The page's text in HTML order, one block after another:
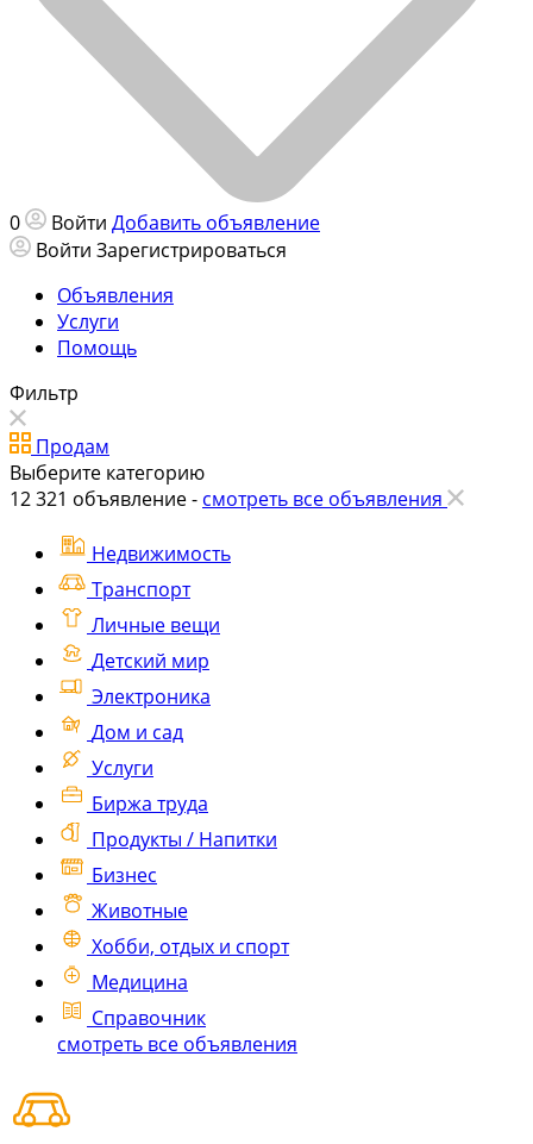
0 Войти Добавить объявление
Войти Зарегистрироваться
Объявления
Услуги
Помощь
Фильтр
Продам
Выберите категорию
12 321 объявление - смотреть все объявления
Недвижимость
Транспорт
Личные вещи
Детский мир
Электроника
Дом и сад
Услуги
Биржа труда
Продукты / Напитки
Бизнес
Животные
Хобби, отдых и спорт
Медицина
Справочник
смотреть все объявления